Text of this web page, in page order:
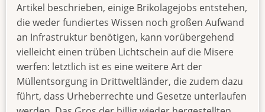
Artikel beschrieben, einige Brikolagejobs entstehen,
die weder fundiertes Wissen noch großen Aufwand
an Infrastruktur benötigen, kann vorübergehend
vielleicht einen trüben Lichtschein auf die Misere
werfen: letztlich ist es eine weitere Art der
Müllentsorgung in Drittweltländer, die zudem dazu
führt, dass Urheberrechte und Gesetze unterlaufen